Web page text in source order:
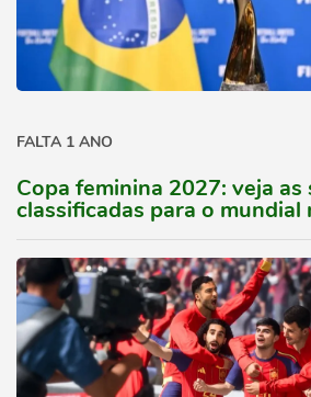
FALTA 1 ANO
Copa feminina 2027: veja as
classificadas para o mundial